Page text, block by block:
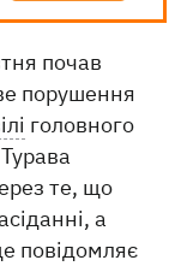
почав
порушення
головного
те, що
а
повідомляє